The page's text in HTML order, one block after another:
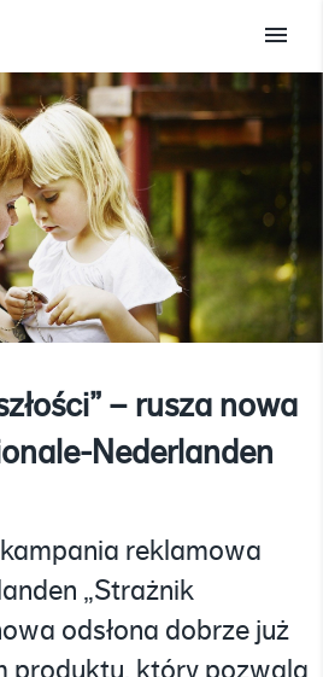
– rusza nowa
Nederlanden
reklamowa
„Strażnik
odsłona dobrze już
produktu, który pozwala